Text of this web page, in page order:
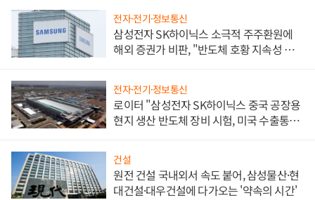
전자·전기·정보통신
삼성전자 SK하이닉스 소극적 주주환원에
해외 증권가 비판, "반도체 호황 지속성 의
전자·전기·정보통신
로이터 "삼성전자 SK하이닉스 중국 공장용
현지 생산 반도체 장비 시험, 미국 수출통제
건설
원전 건설 국내외서 속도 붙어, 삼성물산·현
대건설·대우건설에 다가오는 '약속의 시간'